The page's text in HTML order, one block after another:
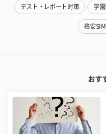
テスト・レポート対策 学
格安
おす